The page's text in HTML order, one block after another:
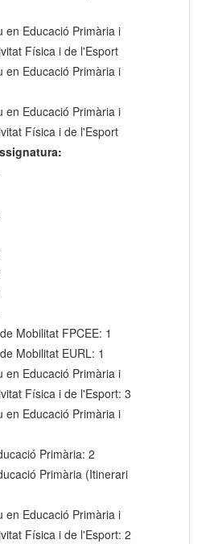
en Educació Primària i
Física i de l'Esport
en Educació Primària i
en Educació Primària i
Física i de l'Esport
Mobilitat FPCEE: 1
Mobilitat EURL: 1
en Educació Primària i
Física i de l'Esport: 3
en Educació Primària i
Primària: 2
Primària (Itinerari
en Educació Primària i
Física i de l'Esport: 2